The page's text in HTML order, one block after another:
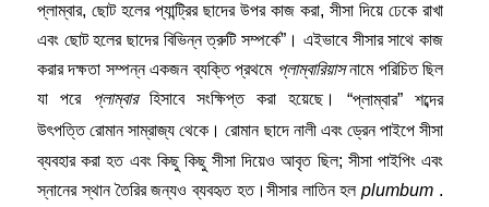
প্লাম্বার, ছোট হলের প্যান্ট্রির ছাদের উপর কাজ করা, সীসা দিয়ে ঢেকে রাখা
এবং ছোট হলের ছাদের বিভিন্ন ত্রুটি সম্পর্কে”। এইভাবে সীসার সাথে কাজ
করার দক্ষতা সম্পন্ন একজন ব্যক্তি প্রথমে প্লাম্বারিয়াসনামে পরিচিত ছিল
যা পরে
প্লাম্বারহিসাবে সংক্ষিপ্ত করা হয়েছে। “প্লাম্বার” শব্দের
উৎপত্তি রোমান সাম্রাজ্য থেকে।রোমান ছাদে নালী এবং ড্রেন পাইপে সীসা
ব্যবহার করা হত এবং কিছু কিছু সীসা দিয়েও আবৃত ছিল; সীসা পাইপিং এবং
স্নানের স্থান তৈরির জন্যও ব্যবহৃত হত।সীসার লাতিন হলplumbum .